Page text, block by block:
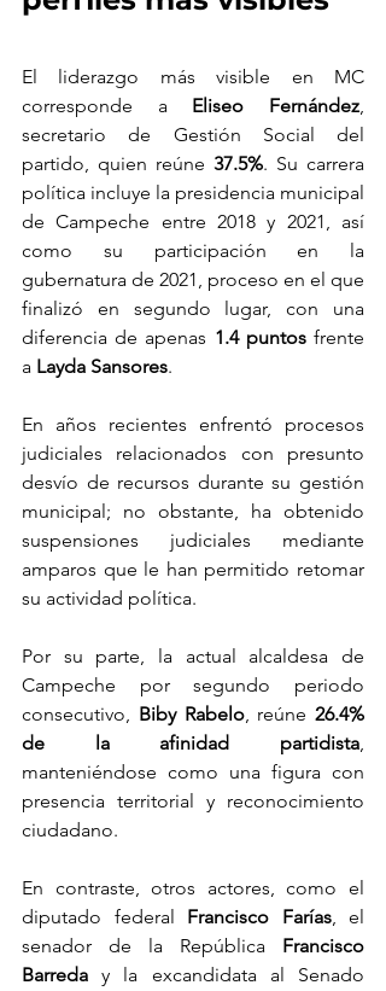
El liderazgo más visible en MC
corresponde a Eliseo Fernández,
secretario de Gestión Social del
partido, quien reúne 37.5%. Su carrera
política incluye la presidencia municipal
de Campeche entre 2018 y 2021, así
como su participación en la
gubernatura de 2021, proceso en el que
finalizó en segundo lugar, con una
diferencia de apenas 1.4 puntos frente
a Layda Sansores.
En años recientes enfrentó procesos
judiciales relacionados con presunto
desvío de recursos durante su gestión
municipal; no obstante, ha obtenido
suspensiones judiciales mediante
amparos que le han permitido retomar
su actividad política.
Por su parte, la actual alcaldesa de
Campeche por segundo periodo
consecutivo, Biby Rabelo, reúne 26.4%
de la afinidad partidista,
manteniéndose como una figura con
presencia territorial y reconocimiento
ciudadano.
En contraste, otros actores, como el
diputado federal Francisco Farías, el
senador de la República Francisco
Barreda